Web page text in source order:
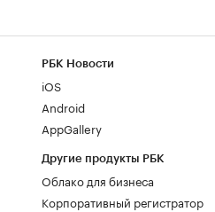
РБК Новости
iOS
Android
AppGallery
Другие продукты РБК
Облако для бизнеса
Корпоративный регистратор